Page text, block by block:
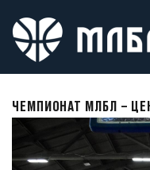
ЧЕМПИОНАТ МЛБЛ –